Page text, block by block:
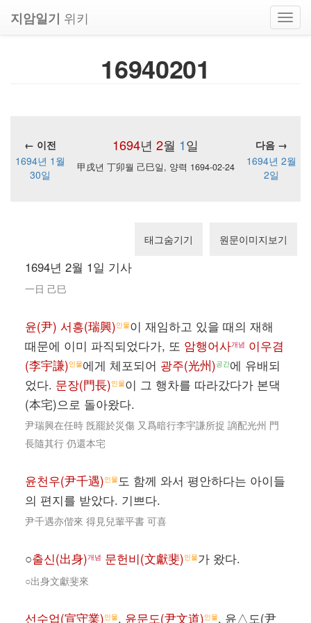
지암일기 위키
16940201
1694년 2월 1일
← 이전
다음 →
1694년 1월
30일
甲戌년 丁卯월 己巳일, 양력 1694-02-24
1694년 2월
2일
태그숨기기 원문이미지보기
1694년 2월 1일 기사
一日 己巳
윤(尹) 서흥(瑞興)인물이 재임하고 있을 때의 재해
때문에 이미 파직되었다가, 또 암행어사개념 이우겸
(李宇謙)인물에게 체포되어 광주(光州)공간에 유배되
었다. 문장(門長)인물이 그 행차를 따라갔다가 본댁
(本宅)으로 돌아왔다.
尹瑞興在任時 旣罷於災傷 又爲暗行李宇謙所捉 謫配光州 門
長隨其行 仍還本宅
윤천우(尹千遇)인물도 함께 와서 평안하다는 아이들
의 편지를 받았다. 기쁘다.
尹千遇亦偕來 得見兒輩平書 可喜
○출신(出身)개념 문헌비(文獻斐)인물가 왔다.
○出身文獻斐來
선수업(宣守業)인물, 윤문도(尹文道)인물, 윤△도(尹